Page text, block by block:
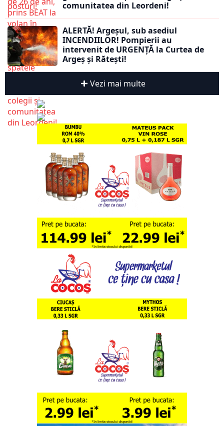
comunitatea din Leordeni!
ALERTĂ! Argeșul, sub asediul
INCENDIILOR! Pompierii au
intervenit de URGENȚĂ la Curtea de
Argeș și Rătești!
Vezi mai multe